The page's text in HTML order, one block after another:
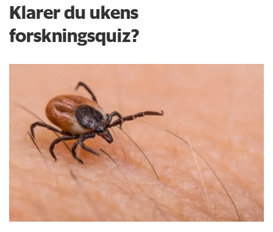
Klarer du ukens
forskningsquiz?